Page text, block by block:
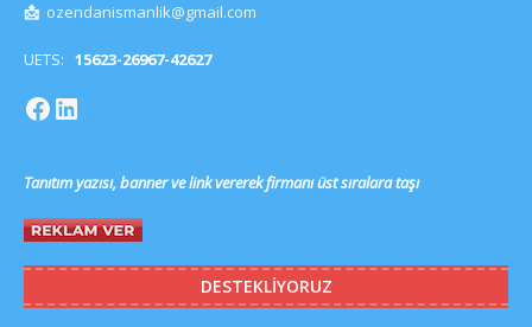
📩 ozendanismanlik@gmail.com
UETS: 15623-26967-42627
Tanıtım yazısı, banner ve link vererek firmanı üst sıralara taşı
DESTEKLIYORUZ